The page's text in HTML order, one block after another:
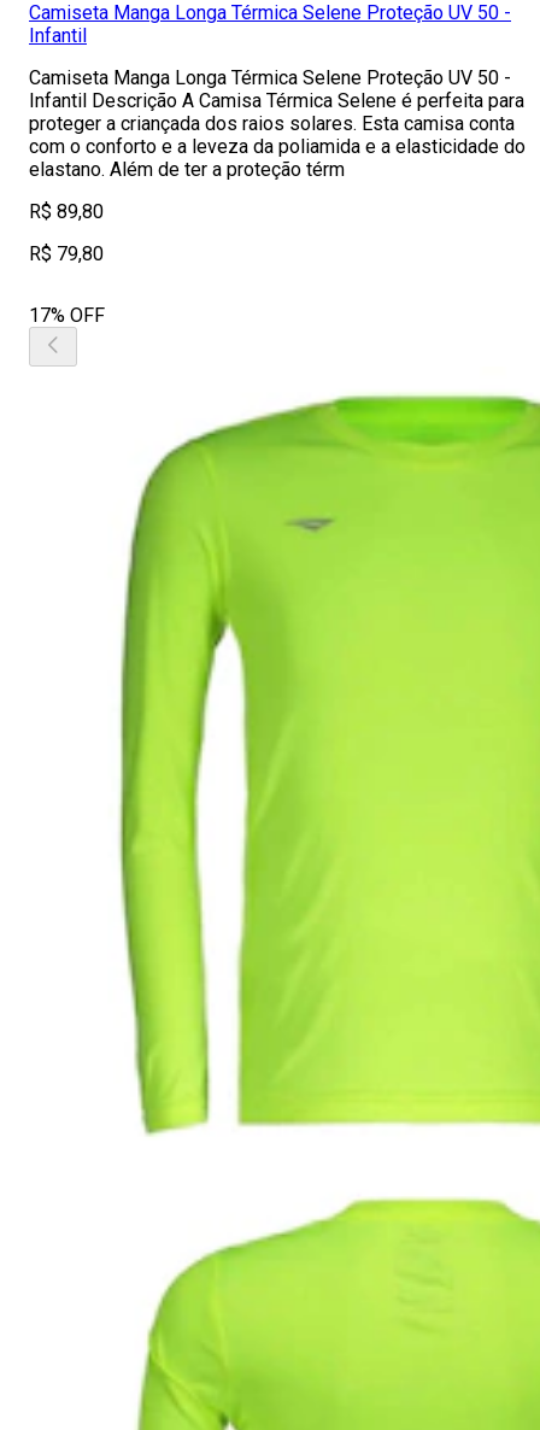
Camiseta Manga Longa Térmica Selene Proteção UV 50 -
Infantil
Camiseta Manga Longa Térmica Selene Proteção UV 50 -
Infantil Descrição A Camisa Térmica Selene é perfeita para
proteger a criançada dos raios solares. Esta camisa conta
com o conforto e a leveza da poliamida e a elasticidade do
elastano. Além de ter a proteção térm
R$ 89,80
R$ 79,80
17% OFF